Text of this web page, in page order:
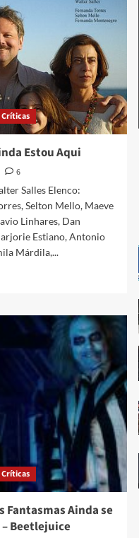
Críticas
Estou Aqui
6
Salles Elenco:
Selton Mello, Maeve
Linhares, Dan
Estiano, Antonio
Márdila,...
Críticas
Fantasmas Ainda se
Beetlejuice